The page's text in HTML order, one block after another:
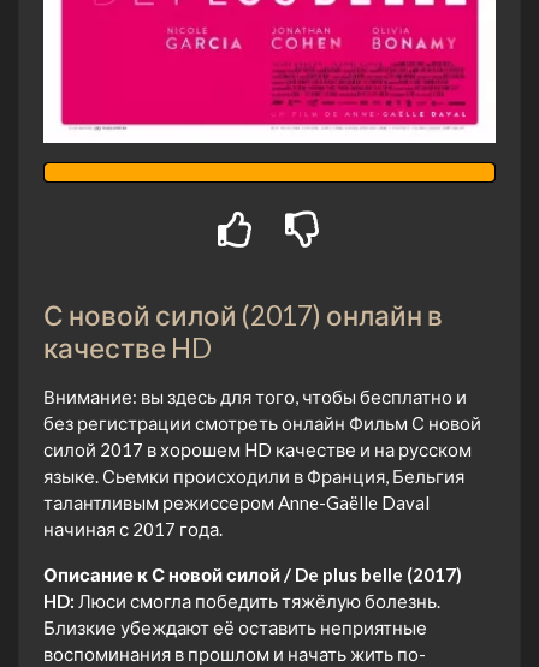
С новой силой (2017) онлайн в
качестве HD
Внимание: вы здесь для того, чтобы бесплатно и
без регистрации смотреть онлайн Фильм С новой
силой 2017 в хорошем HD качестве и на русском
языке. Сьемки происходили в Франция, Бельгия
талантливым режиссером Anne-Gaëlle Daval
начиная с 2017 года.
Описание к С новой силой / De plus belle (2017)
HD: Люси смогла победить тяжёлую болезнь.
Близкие убеждают её оставить неприятные
воспоминания в прошлом и начать жить по-